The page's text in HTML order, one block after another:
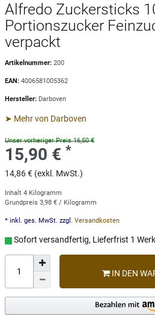
Alfredo Zuckersticks
Portionszucker
verpackt
Artikelnummer: 200
EAN: 4006581005362
Hersteller: Darboven
➤ Mehr von Darboven
Unser vorheriger Preis 16,50 €
15,90 € *
14,86 € (exkl. MwSt.)
Inhalt 4 Kilogramm
Grundpreis 3,98 € / Kilogramm
* inkl. ges. MwSt. zzgl. Versandkosten
Sofort versandfertig, Lieferfrist 1
IN DEN